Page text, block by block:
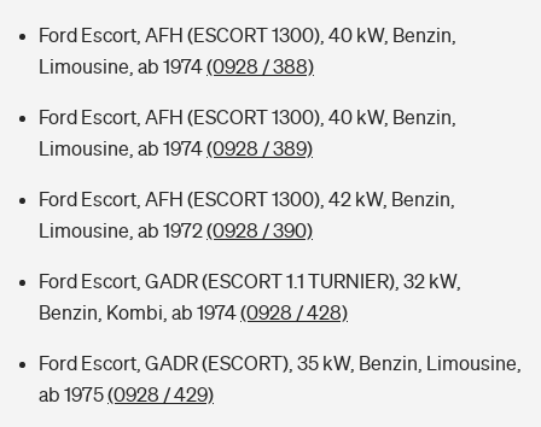
Ford Escort, AFH (ESCORT 1300), 40 kW, Benzin,
Limousine, ab 1974(0928 / 388)
Ford Escort, AFH (ESCORT 1300), 40 kW, Benzin,
Limousine, ab 1974(0928 / 389)
Ford Escort, AFH (ESCORT 1300), 42 kW, Benzin,
Limousine, ab 1972(0928 / 390)
Ford Escort, GADR (ESCORT 1.1 TURNIER), 32 kW,
Benzin, Kombi, ab 1974(0928 / 428)
Ford Escort, GADR (ESCORT), 35 kW, Benzin, Limousine,
ab 1975(0928 / 429)